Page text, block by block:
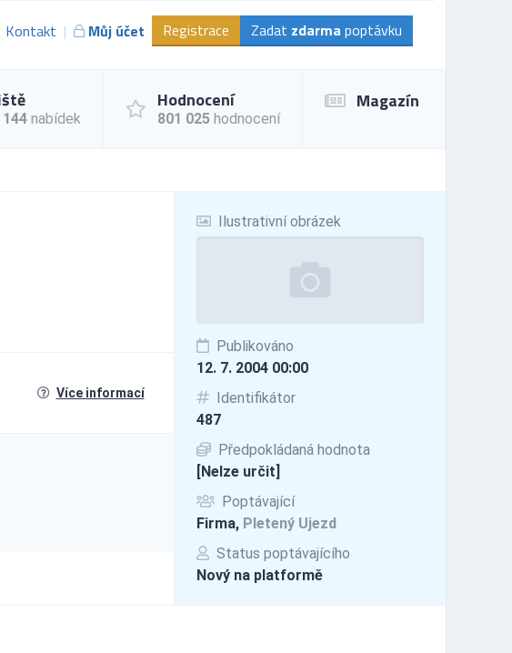
Kontakt Můj účet Registrace Zadat zdarma poptávku
144 nabídek
Hodnocení
801 025 hodnocení
Magazín
Ilustrativní obrázek
Publikováno
12. 7. 2004 00:00
Identifikátor
487
Předpokládaná hodnota
[Nelze určit]
Poptávající
Firma, Pletený Ujezd
Status poptávajícího
Nový na platformě
Více informací